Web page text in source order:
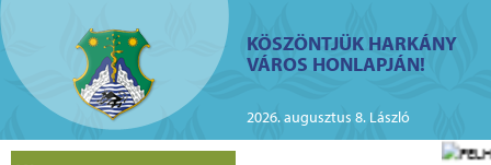
KÖSZÖNTJÜK HARKÁNY
VÁROS HONLAPJÁN!
2026. augusztus 8. László
az elektromos